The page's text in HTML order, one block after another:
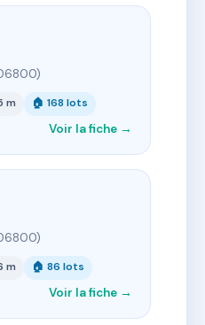
m 🏠 168 lots
Voir la fiche →
m 🏠 86 lots
Voir la fiche →